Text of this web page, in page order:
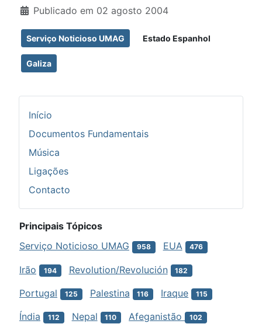
Publicado em 02 agosto 2004
Serviço Noticioso UMAG Estado Espanhol
Galiza
Início
Documentos Fundamentais
Música
Ligações
Contacto
Principais Tópicos
Serviço Noticioso UMAG
958 EUA 476
Irão 194 Revolution/Revolución 182
Portugal 125 Palestina 116 Iraque 115
Índia 112 Nepal 110 Afeganistão 102